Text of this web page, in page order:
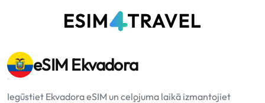
eSIM Ekvadora
Iegūstiet Ekvadora eSIM un ceļojuma laikā izmantojiet